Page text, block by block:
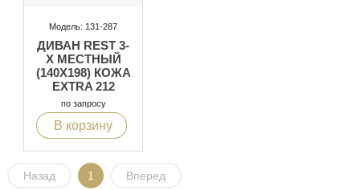
Модель: 131-287
ДИВАН REST 3-
Х МЕСТНЫЙ
(140Х198) КОЖА
EXTRA 212
по запросу
В корзину
Назад 1 Вперед